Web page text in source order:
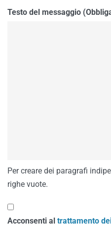
Testo del messaggio
Per creare dei paragrafi
righe vuote.
Acconsenti al trattamento